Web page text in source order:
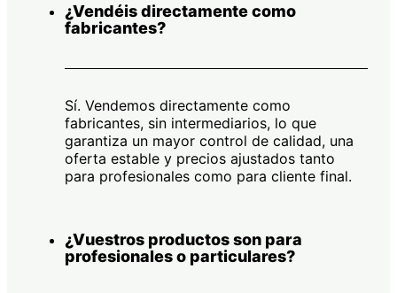
¿Vendéis directamente como
fabricantes?
Sí. Vendemos directamente como
fabricantes, sin intermediarios, lo que
garantiza un mayor control de calidad, una
oferta estable y precios ajustados tanto
para profesionales como para cliente final.
¿Vuestros productos son para
profesionales o particulares?